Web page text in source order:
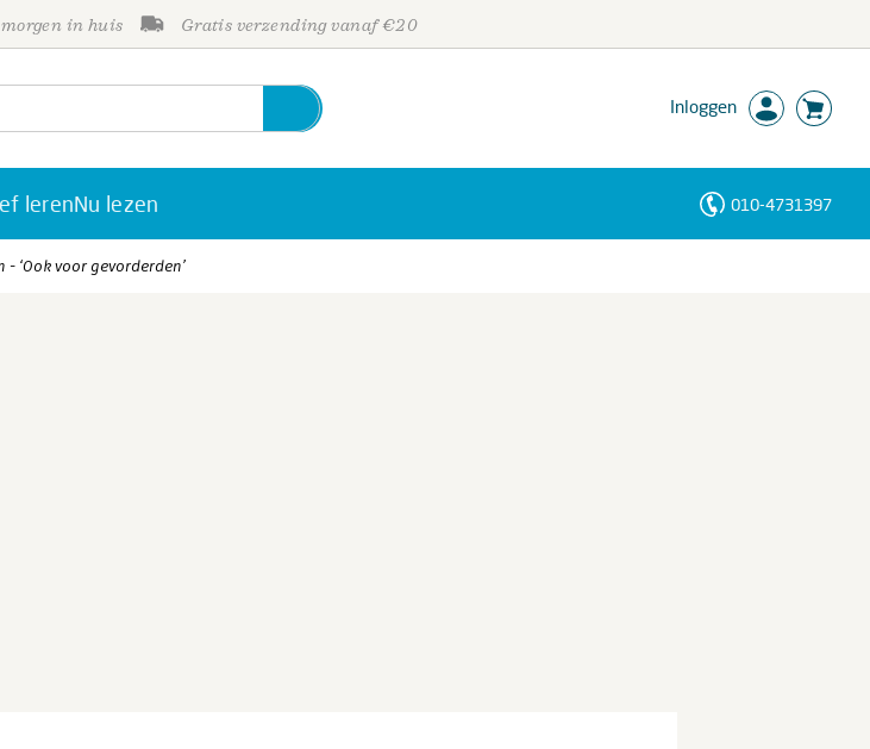
in huis Gratis verzending vanaf €20
Inloggen
lerenNu lezen 010-4731397
‘Ook voor gevorderden’
Personen